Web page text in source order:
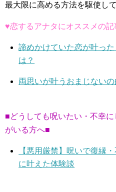
最大限に高める方法を駆使し
♥恋するアナタにオススメの記
諦めかけていた恋が叶っ
は？
両思いが叶うおまじない
■どうしても呪いたい・不幸
がいる方へ■
【悪用厳禁】呪いで復縁
に叶えた体験談